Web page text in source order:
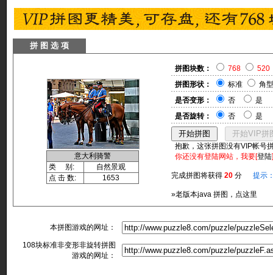
拼 图 选 项
意大利骑警
类 别:
自然景观
点 击 数:
1653
拼图块数： 768
520
拼图形状：
标准
角型
是否变形：
否
是
是否旋转：
否 是
抱歉，这张拼图没有VIP帐号
你还没有登陆网站，我要[登陆
完成拼图将获得 20 分 提示
»老版本java 拼图，点这里
本拼图游戏的网址：
108块标准非变形非旋转拼图
游戏的网址：